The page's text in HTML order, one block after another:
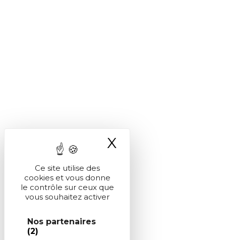
Ce site utilise des
cookies et vous donne
le contrôle sur ceux que
vous souhaitez activer
Nos partenaires
(2)
X